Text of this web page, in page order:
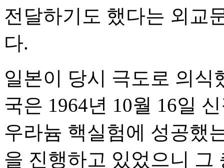
전달하기도 했다는 외교
다.
일본이 당시 극도로 의식
국은 1964년 10월 16일
우라늄 핵실험에 성공했
을 진행하고 있었으니 그